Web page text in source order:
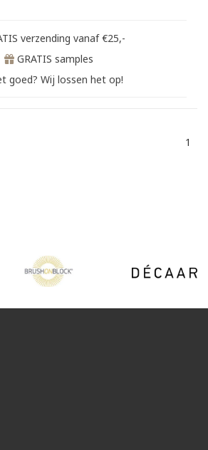
verzending vanaf €25,-
GRATIS samples
goed? Wij lossen het op!
1